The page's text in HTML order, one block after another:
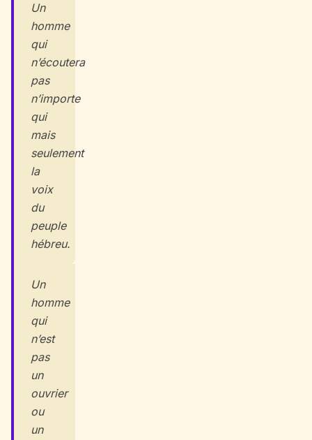
Un
homme
qui
n’écoutera
pas
n’importe
qui
mais
seulement
la
voix
du
peuple
hébreu.
Un
homme
qui
n’est
pas
un
ouvrier
ou
un